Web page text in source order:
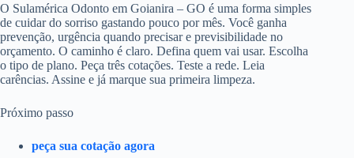
O Sulamérica Odonto em Goianira – GO é uma forma simples
de cuidar do sorriso gastando pouco por mês. Você ganha
prevenção, urgência quando precisar e previsibilidade no
orçamento. O caminho é claro. Defina quem vai usar. Escolha
o tipo de plano. Peça três cotações. Teste a rede. Leia
carências. Assine e já marque sua primeira limpeza.
Próximo passo
peça sua cotação agora